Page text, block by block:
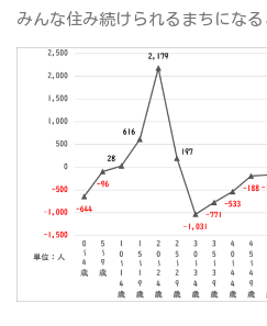
みんな住み続けられるまちになる